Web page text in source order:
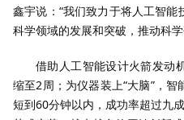
鑫宇说：“我们致力于将人工智
科学领域的发展和突破，推动科
借助人工智能设计火箭发动
缩至2周；为仪器装上“大脑”，
短到60分钟以内，成功率超过九